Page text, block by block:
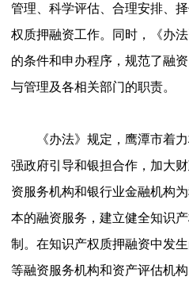
管理、科学评估、合理安排、
权质押融资工作。同时，《办
的条件和申办程序，规范了融
与管理及各相关部门的职责。
《办法》规定，鹰潭市着力
强政府引导和银担合作，加大
资服务机构和银行业金融机构
本的融资服务，建立健全知识
制。在知识产权质押融资中发
等融资服务机构和资产评估机